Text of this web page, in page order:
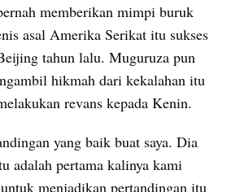
memberikan mimpi buruk
asal Amerika Serikat itu sukses
tahun lalu. Muguruza pun
hikmah dari kekalahan itu
revans kepada Kenin.
yang baik buat saya. Dia
adalah pertama kalinya kami
menjadikan pertandingan itu